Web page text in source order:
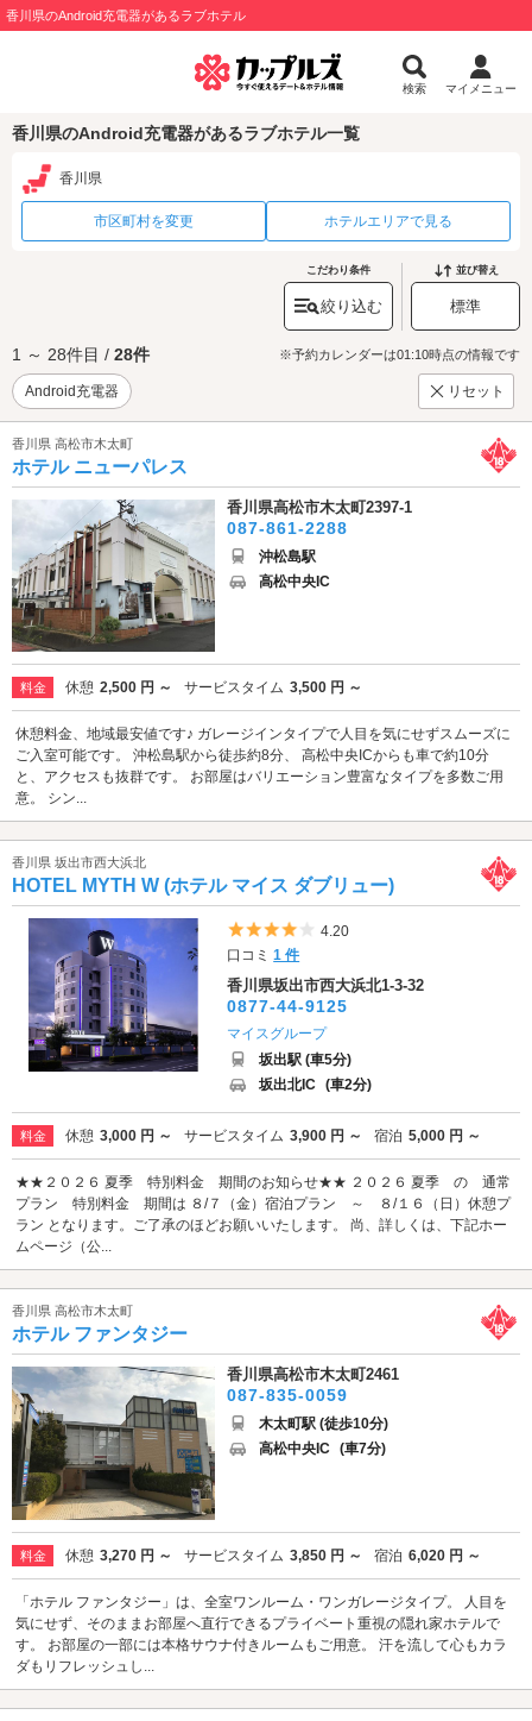
香川県のAndroid充電器があるラブホテル
検索 マイメニュー
香川県のAndroid充電器があるラブホテル一覧
香川県
市区町村を変更 ホテルエリアで見る
こだわり条件
絞り込む
並び替え
標準
1 ～ 28件目 / 28件 ※予約カレンダーは01:10時点の情報です
Android充電器 リセット
香川県 高松市木太町
ホテル ニューパレス
香川県高松市木太町2397-1
087-861-2288
沖松島駅
高松中央IC
料金 休憩 2,500 円 ～ サービスタイム 3,500 円 ～
休憩料金、地域最安値です♪ ガレージインタイプで人目を気にせずスムーズに
ご入室可能です。 沖松島駅から徒歩約8分、 高松中央ICからも車で約10分
と、アクセスも抜群です。 お部屋はバリエーション豊富なタイプを多数ご用
意。 シン...
香川県 坂出市西大浜北
HOTEL MYTH W (ホテル マイス ダブリュー)
5つ星のうち4
4.20
口コミ1 件
香川県坂出市西大浜北1-3-32
0877-44-9125
マイスグループ
坂出駅 (車5分)
坂出北IC (車2分)
料金 休憩 3,000 円 ～ サービスタイム 3,900 円 ～ 宿泊 5,000 円 ～
★★２０２６ 夏季 特別料金 期間のお知らせ★★ ２０２６ 夏季 の 通常
プラン 特別料金 期間は ８/７（金）宿泊プラン ～ ８/１６（日）休憩プ
ラン となります。ご了承のほどお願いいたします。 尚、詳しくは、下記ホー
ムページ（公...
香川県 高松市木太町
ホテル ファンタジー
香川県高松市木太町2461
087-835-0059
木太町駅 (徒歩10分)
高松中央IC (車7分)
料金 休憩 3,270 円 ～ サービスタイム 3,850 円 ～ 宿泊 6,020 円 ～
「ホテル ファンタジー」は、全室ワンルーム・ワンガレージタイプ。 人目を
気にせず、そのままお部屋へ直行できるプライベート重視の隠れ家ホテルで
す。 お部屋の一部には本格サウナ付きルームもご用意。 汗を流して心もカラ
ダもリフレッシュし...